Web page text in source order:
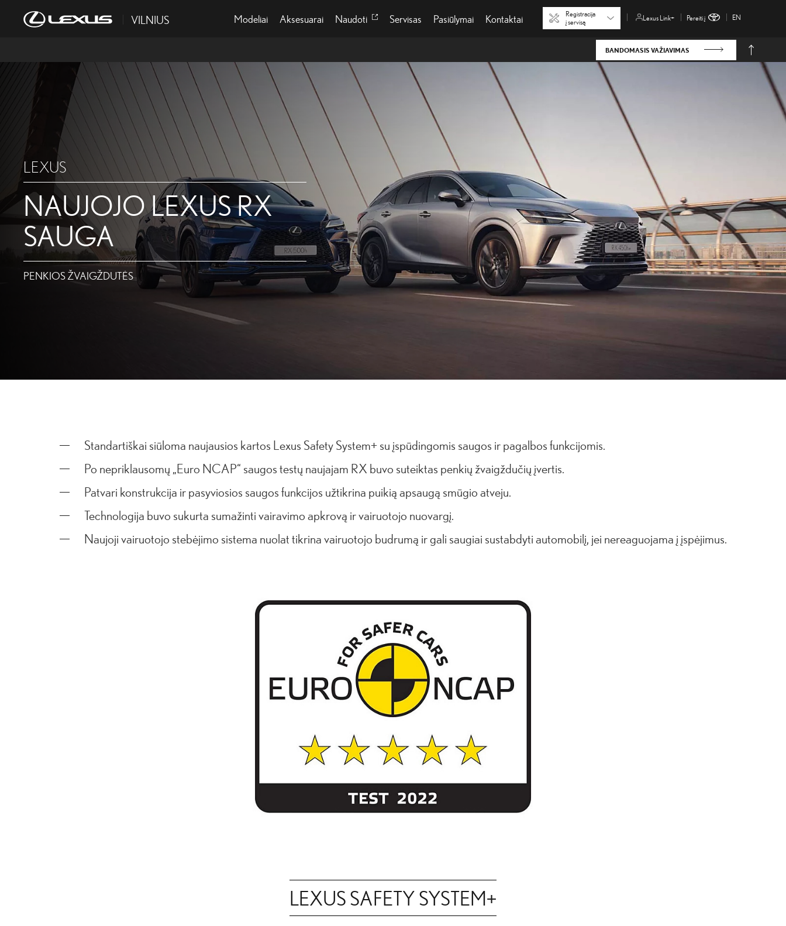
VILNIUS Modeliai Aksesuarai Naudoti Servisas Pasiūlymai Kontaktai
Registracija
į servisą
Lexus Link+ Pereiti į EN
BANDOMASIS VAŽIAVIMAS
LEXUS
NAUJOJO LEXUS RX
SAUGA
PENKIOS ŽVAIGŽDUTĖS
Standartiškai siūloma naujausios kartos Lexus Safety System+ su įspūdingomis saugos ir pagalbos funkcijomis.
Po nepriklausomų „Euro NCAP“ saugos testų naujajam RX buvo suteiktas penkių žvaigždučių įvertis.
Patvari konstrukcija ir pasyviosios saugos funkcijos užtikrina puikią apsaugą smūgio atveju.
Technologija buvo sukurta sumažinti vairavimo apkrovą ir vairuotojo nuovargį.
Naujoji vairuotojo stebėjimo sistema nuolat tikrina vairuotojo budrumą ir gali saugiai sustabdyti automobilį, jei nereaguojama į įspėjimus.
LEXUS SAFETY SYSTEM+